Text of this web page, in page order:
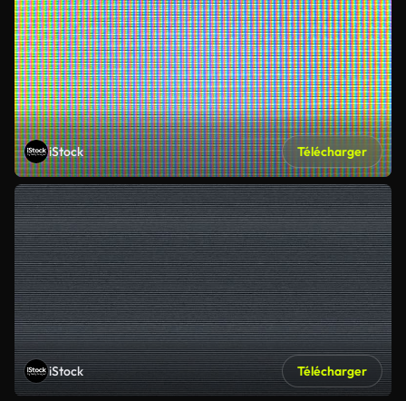
iStock Télécharger
iStock Télécharger